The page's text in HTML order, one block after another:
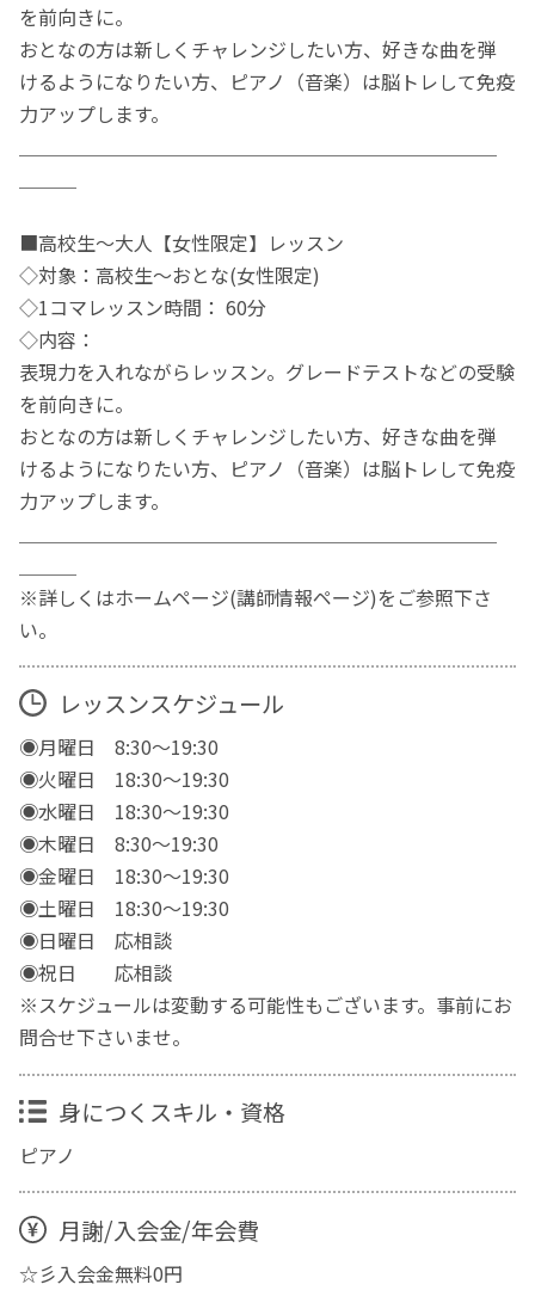
を前向きに。
おとなの方は新しくチャレンジしたい方、好きな曲を弾
けるようになりたい方、ピアノ（音楽）は脳トレして免疫
力アップします。
■高校生～大人【女性限定】レッスン
◇対象：高校生～おとな(女性限定)
◇1コマレッスン時間： 60分
◇内容：
表現力を入れながらレッスン。グレードテストなどの受験
を前向きに。
おとなの方は新しくチャレンジしたい方、好きな曲を弾
けるようになりたい方、ピアノ（音楽）は脳トレして免疫
力アップします。
※詳しくはホームページ(講師情報ページ)をご参照下さ
い。
レッスンスケジュール
◉月曜日 8:30～19:30
◉火曜日 18:30～19:30
◉水曜日 18:30～19:30
◉木曜日 8:30～19:30
◉金曜日 18:30～19:30
◉土曜日 18:30～19:30
◉日曜日 応相談
◉祝日 応相談
※スケジュールは変動する可能性もございます。事前にお
問合せ下さいませ。
身につくスキル・資格
ピアノ
月謝/入会金/年会費
☆彡入会金無料0円